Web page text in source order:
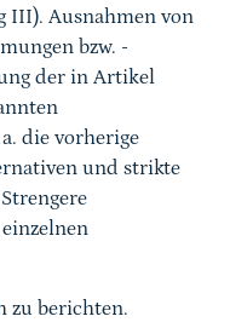
III). Ausnahmen von
bzw. -
der in Artikel
die vorherige
und strikte
zu berichten.